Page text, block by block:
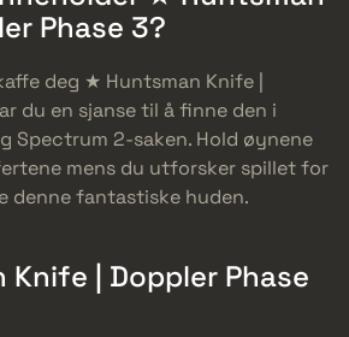
Phase 3?
deg ★ Huntsman Knife |
du en sjanse til å finne den i
Spectrum 2-saken. Hold øynene
mens du utforsker spillet for
denne fantastiske huden.
| Doppler Phase